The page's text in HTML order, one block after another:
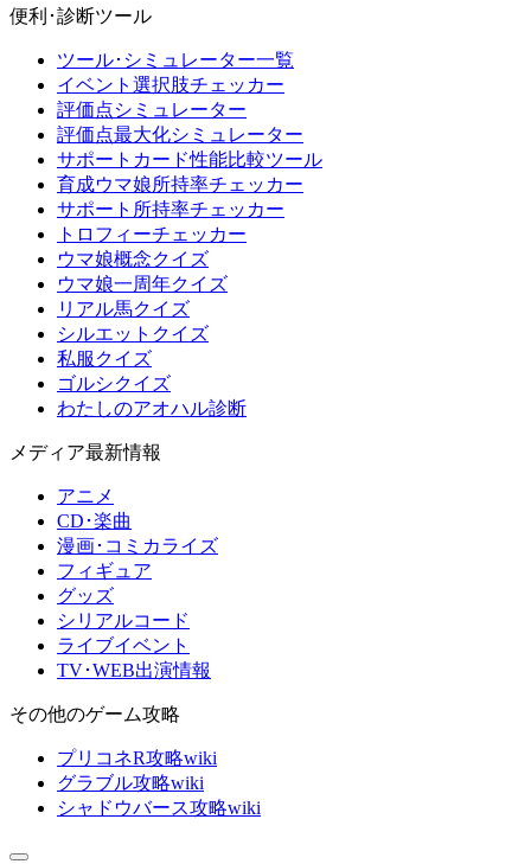
便利･診断ツール
ツール･シミュレーター一覧
イベント選択肢チェッカー
評価点シミュレーター
評価点最大化シミュレーター
サポートカード性能比較ツール
育成ウマ娘所持率チェッカー
サポート所持率チェッカー
トロフィーチェッカー
ウマ娘概念クイズ
ウマ娘一周年クイズ
リアル馬クイズ
シルエットクイズ
私服クイズ
ゴルシクイズ
わたしのアオハル診断
メディア最新情報
アニメ
CD･楽曲
漫画･コミカライズ
フィギュア
グッズ
シリアルコード
ライブイベント
TV･WEB出演情報
その他のゲーム攻略
プリコネR攻略wiki
グラブル攻略wiki
シャドウバース攻略wiki